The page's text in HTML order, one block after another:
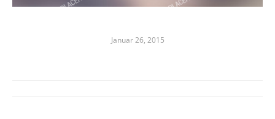
Januar 26, 2015
Album-